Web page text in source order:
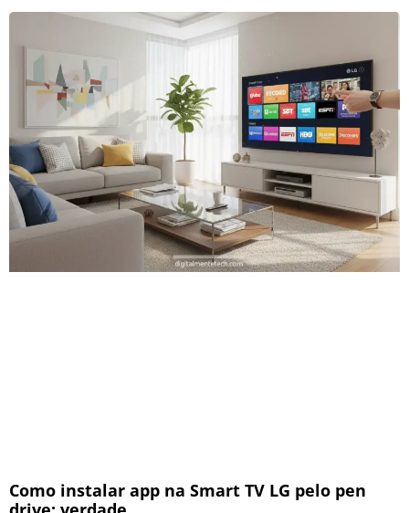
Como instalar app na Smart TV LG pelo pen